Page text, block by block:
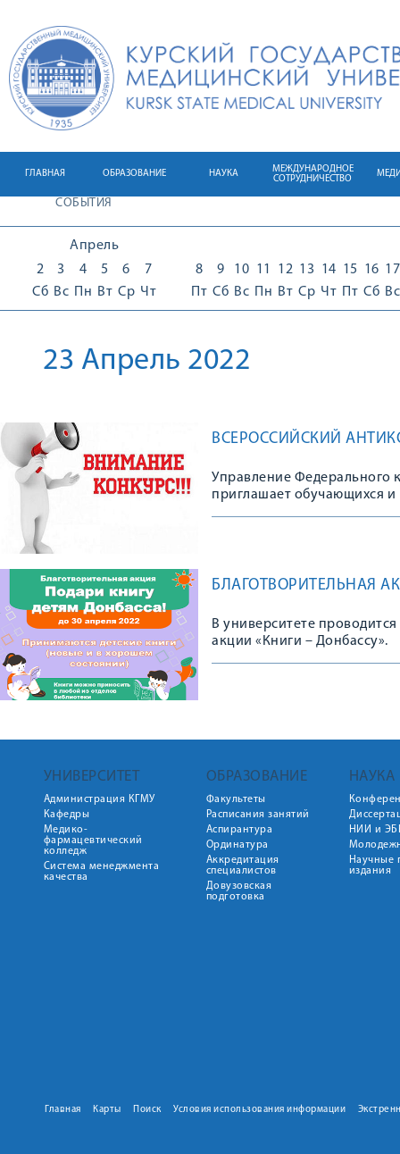
ГЛАВНАЯ ОБРАЗОВАНИЕ НАУКА
МЕЖДУНАРОДНОЕ
СОТРУДНИЧЕСТВО
СОБЫТИЯ
Апрель
2
Сб
3
Вс
4
Пн
5
Вт
6
Ср
7
Чт
8
Пт
9
Сб
10
Вс
11
Пн
12
Вт
13
Ср
14
Чт
15
Пт
16
Сб
17
Вс
23 Апрель 2022
ВСЕРОССИЙСКИЙ
Управление Федерального
приглашает обучающихся и
БЛАГОТВОРИТЕЛЬНАЯ
В университете
акции «Книги – Донбассу».
УНИВЕРСИТЕТ
Администрация КГМУ
Кафедры
Медико-
фармацевтический
колледж
Система менеджмента
качества
ОБРАЗОВАНИЕ
Факультеты
Расписания занятий
Аспирантура
Ординатура
Аккредитация
специалистов
Довузовская
подготовка
НАУКА
НИИ и
Научные
издания
Главная Карты Поиск Условия использования информации